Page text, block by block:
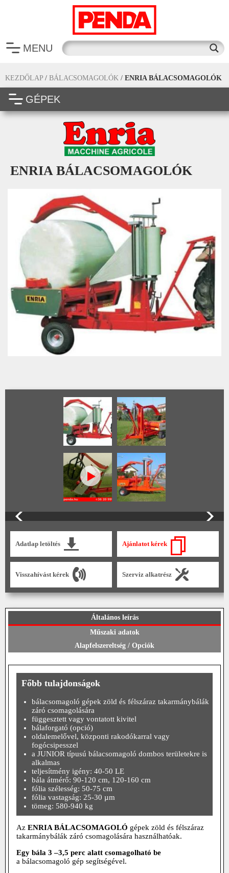
MENU
KEZDŐLAP / BÁLACSOMAGOLÓK / ENRIA BÁLACSOMAGOLÓK
GÉPEK
ENRIA BÁLACSOMAGOLÓK
Adatlap letöltés Ajánlatot kérek
Visszahívást kérek Szerviz alkatrész
Általános leírás
Műszaki adatok
Alapfelszereltség / Opciók
Főbb tulajdonságok
bálacsomagoló gépek zöld és félszáraz takarmánybálák
záró csomagolására
függesztett vagy vontatott kivitel
bálaforgató (opció)
oldalemelővel, központi rakodókarral vagy
fogócsipesszel
a JUNIOR típusú bálacsomagoló dombos területekre is
alkalmas
teljesítmény igény: 40-50 LE
bála átmérő: 90-120 cm, 120-160 cm
fólia szélesség: 50-75 cm
fólia vastagság: 25-30 µm
tömeg: 580-940 kg
Az ENRIA BÁLACSOMAGOLÓ gépek zöld és félszáraz
takarmánybálák záró csomagolására használhatóak.
Egy bála 3 –3,5 perc alatt csomagolható be
a bálacsomagoló gép segítségével.